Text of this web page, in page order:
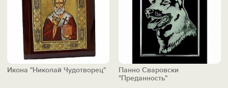
Икона "Николай Чудотворец"
Панно Сваровски
"Преданность"